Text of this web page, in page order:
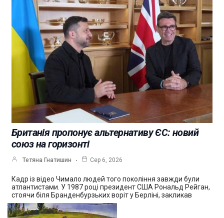
Британія пропонує альтернативу ЄС: новий
союз на горизонті
Тетяна Гнатишин Сер 6, 2026
Кадр із відео Чимало людей того покоління завжди були
атлантистами. У 1987 році президент США Рональд Рейган,
стоячи біля Бранденбурзьких воріт у Берліні, закликав